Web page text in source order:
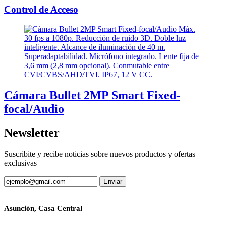
Control de Acceso
Cámara Bullet 2MP Smart Fixed-
focal/Audio
Newsletter
Suscribite y recibe noticias sobre nuevos productos y ofertas
exclusivas
Asunción, Casa Central